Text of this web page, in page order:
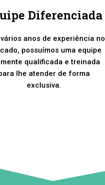
Diferenciada
vários anos de experiência no
possuímos uma equipe
qualificada e treinada
lhe atender de forma
exclusiva.